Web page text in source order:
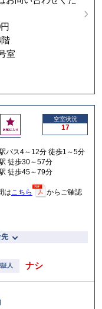
室
お
気
入
り
空室状況
17
バス4～12分 徒歩1～5分
徒歩30～57分
徒歩45～79分
はこちら
からご確認
人 ナシ